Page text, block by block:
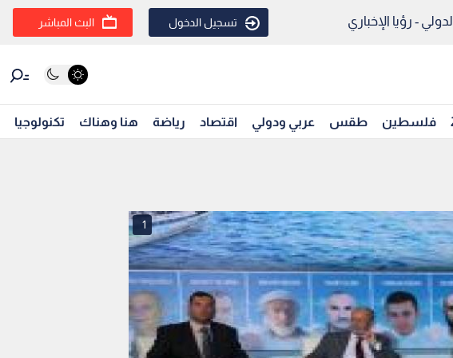
- رؤيا الإخباري تسجيل الدخول البث المباشر
فلسطين طقس عربي ودولي اقتصاد رياضة هنا وهناك تكنولوجيا
1